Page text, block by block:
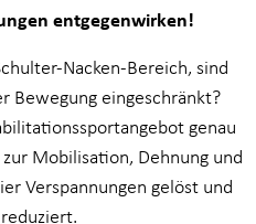
entgegenwirken!
Nacken-Bereich, sind
Bewegung eingeschränkt?
genau
Mobilisation, Dehnung und
Verspannungen gelöst und